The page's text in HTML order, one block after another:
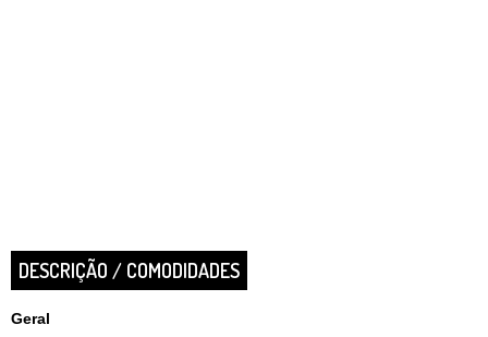
DESCRIÇÃO / COMODIDADES
Geral